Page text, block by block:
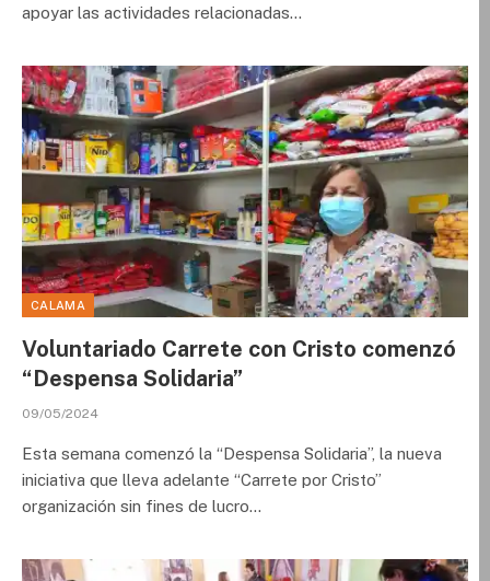
apoyar las actividades relacionadas…
CALAMA
Voluntariado Carrete con Cristo comenzó
“Despensa Solidaria”
09/05/2024
Esta semana comenzó la “Despensa Solidaria”, la nueva
iniciativa que lleva adelante “Carrete por Cristo”
organización sin fines de lucro…